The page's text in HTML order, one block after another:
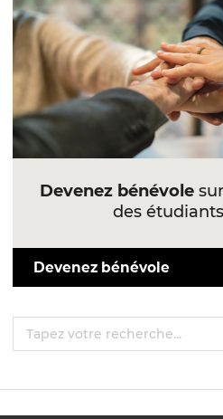
Devenez bénévole
des
Devenez bénévole